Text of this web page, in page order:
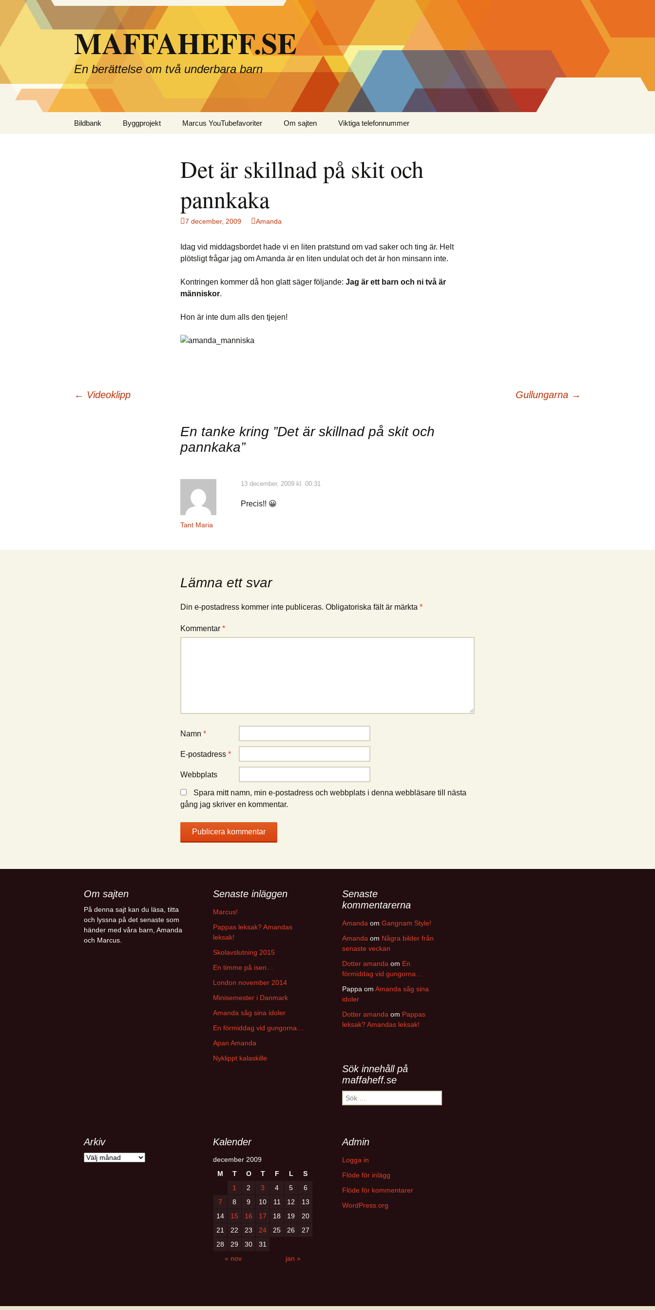
innehåll
MAFFAHEFF.SE
En berättelse om två underbara barn
Bildbank Byggprojekt Marcus YouTubefavoriter Om sajten Viktiga telefonnummer
Det är skillnad på skit och
pannkaka
7 december, 2009 Amanda
Idag vid middagsbordet hade vi en liten pratstund om vad saker och ting är. Helt
plötsligt frågar jag om Amanda är en liten undulat och det är hon minsann inte.
Kontringen kommer då hon glatt säger följande: Jag är ett barn och ni två är
människor.
Hon är inte dum alls den tjejen!
Inläggsnavigering
← Videoklipp Gullungarna →
En tanke kring ”Det är skillnad på skit och
pannkaka”
Tant Maria
13 december, 2009 kl. 00:31
Precis!! 😀
Lämna ett svar
Din e-postadress kommer inte publiceras. Obligatoriska fält är märkta *
Kommentar *
Namn *
E-postadress *
Webbplats
Spara mitt namn, min e-postadress och webbplats i denna webbläsare till nästa
gång jag skriver en kommentar.
Om sajten
På denna sajt kan du läsa, titta
och lyssna på det senaste som
händer med våra barn, Amanda
och Marcus.
Senaste inläggen
Marcus!
Pappas leksak? Amandas
leksak!
Skolavslutning 2015
En timme på isen…
London november 2014
Minisemester i Danmark
Amanda såg sina idoler
En förmiddag vid gungorna…
Apan Amanda
Nyklippt kalaskille
Senaste
kommentarerna
Amanda om Gangnam Style!
Amanda om Några bilder från
senaste veckan
Dotter amanda om En
förmiddag vid gungorna…
Pappa om Amanda såg sina
idoler
Dotter amanda om Pappas
leksak? Amandas leksak!
Sök innehåll på
maffaheff.se
Sök
efter:
Arkiv
Arkiv
Kalender
december 2009
M
T O T F L
S
1
2 3 4 5
6
7
8 9 10 11 12
13
14
15 16 17 18 19
20
21
22 23 24 25 26
27
28
29 30
31
« nov
jan »
Admin
Logga in
Flöde för inlägg
Flöde för kommentarer
WordPress.org